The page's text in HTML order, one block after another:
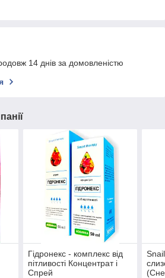
14 днів за домовленістю
Гідронекс - комплекс від
пітливості Концентрат і
Спрей